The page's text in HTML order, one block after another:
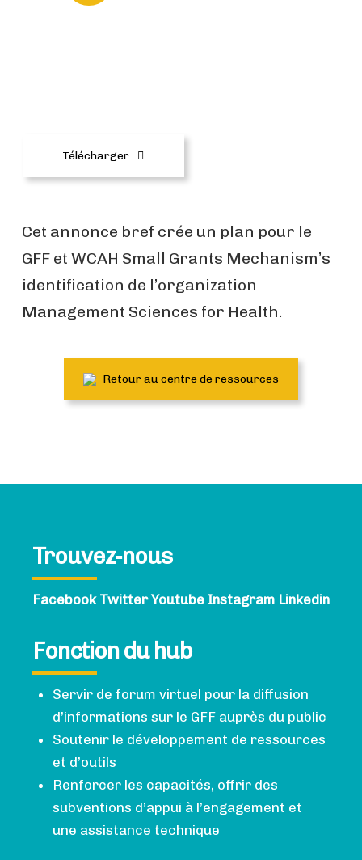
Télécharger
Cet annonce bref crée un plan pour le
GFF et WCAH Small Grants Mechanism’s
identification de l’organization
Management Sciences for Health.
Retour au centre de ressources
Trouvez-nous
Facebook Twitter Youtube Instagram Linkedin
Fonction du hub
Servir de forum virtuel pour la diffusion
d’informations sur le GFF auprès du public
Soutenir le développement de ressources
et d’outils
Renforcer les capacités, offrir des
subventions d’appui à l’engagement et
une assistance technique